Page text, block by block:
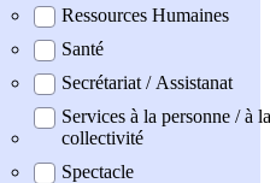
Ressources Humaines
Santé
Secrétariat / Assistanat
Services à la personne / à la
collectivité
Spectacle